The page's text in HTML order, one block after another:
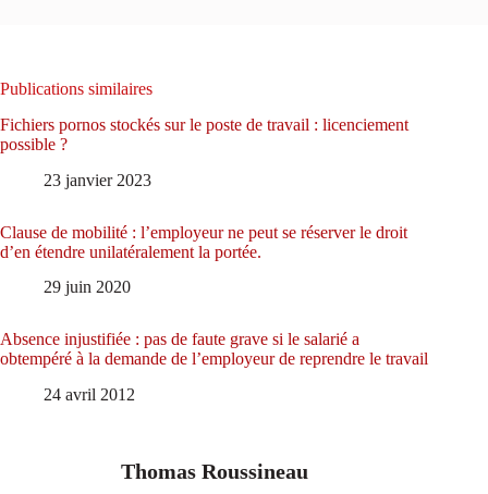
Publications similaires
Fichiers pornos stockés sur le poste de travail : licenciement
possible ?
23 janvier 2023
Clause de mobilité : l’employeur ne peut se réserver le droit
d’en étendre unilatéralement la portée.
29 juin 2020
Absence injustifiée : pas de faute grave si le salarié a
obtempéré à la demande de l’employeur de reprendre le travail
24 avril 2012
Thomas Roussineau